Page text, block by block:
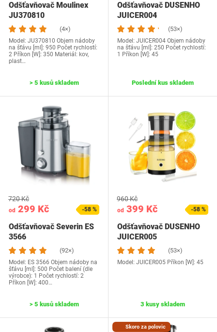
Odšťavňovač Moulinex
JU370810
(4×)
Model: JU370810 Objem nádoby
na šťávu [ml]: 950 Počet rychlostí:
2 Příkon [W]: 350 Materiál: kov,
plast…
> 5 kusů skladem
Odšťavňovač DUSENHO
JUICER004
(53×)
Model: JUICER004 Objem nádoby
na šťávu [ml]: 250 Počet rychlostí:
1 Příkon [W]: 45
Poslední kus skladem
od 299 Kč
720 Kč
-58 %
Odšťavňovač Severin ES
3566
(92×)
Model: ES 3566 Objem nádoby na
šťávu [ml]: 500 Počet balení (dle
výrobce): 1 Počet rychlostí: 2
Příkon [W]: 400…
> 5 kusů skladem
od 399 Kč
960 Kč
-58 %
Odšťavňovač DUSENHO
JUICER005
(53×)
Model: ‎JUICER005 Příkon [W]: 45
3 kusy skladem
Skoro za polovic